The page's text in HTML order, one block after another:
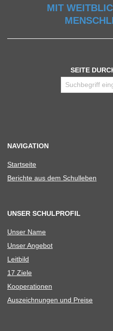
MIT
SEITE
NAVIGATION
Start­seite
Berichte aus dem Schulleben
UNSER SCHULPROFIL
Unser Name
Unser Ange­bot
Leit­bild
17 Ziele
Koope­ra­tio­nen
Aus­zeich­nun­gen und Preise